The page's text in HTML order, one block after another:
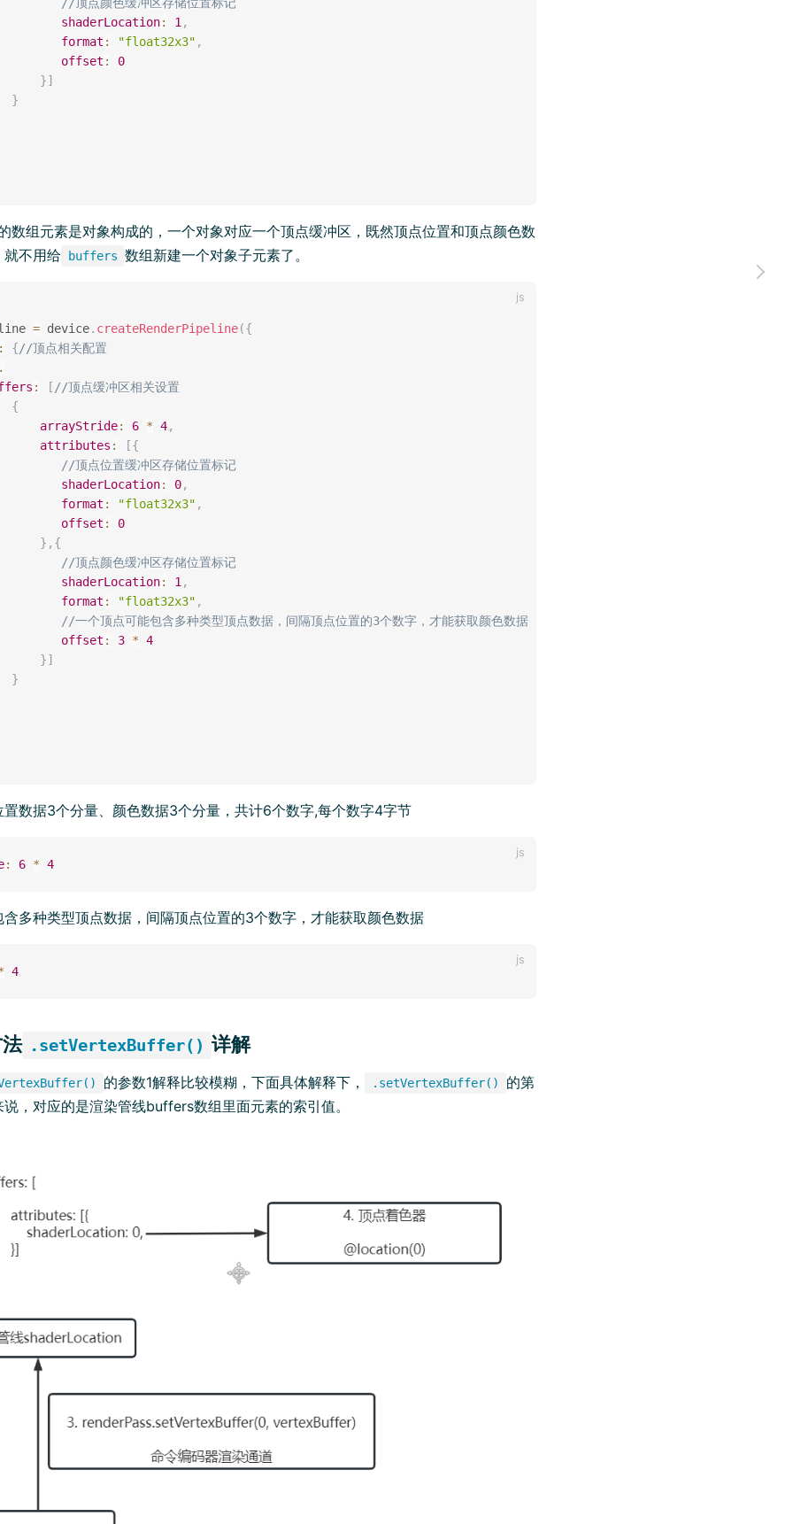
shaderLocation: 1 ,
format : "float32x3" ,
offset :
0
}]
}
数组元素是对象构成的，一个对象对应一个顶点缓冲区，既然顶点位置和顶点颜色数
就不用给
buffers 数组新建一个对象子元素了。
= device. createRenderPipeline({
{//顶点相关配置
: [ //顶点缓冲区相关设置
{
arrayStride: 6 * 4,
attributes : [{
//顶点位置缓冲区存储位置标记
shaderLocation: 0,
format : "float32x3" ,
offset :
0
} , {
//顶点颜色缓冲区存储位置标记
shaderLocation: 1 ,
format : "float32x3" ,
//一个顶点可能包含多种类型顶点数据，间隔顶点位置的3个数字，才能获取颜色数据
offset : 3 * 4
}]
}
数据3个分量、颜色数据3个分量，共计6个数字,每个数字4字节
: 6 * 4
多种类型顶点数据，间隔顶点位置的3个数字，才能获取颜色数据
4
.setVertexBuffer() 详解
的参数1解释比较模糊，下面具体解释下， .setVertexBuffer()
的第
，对应的是渲染管线buffers数组里面元素的索引值。